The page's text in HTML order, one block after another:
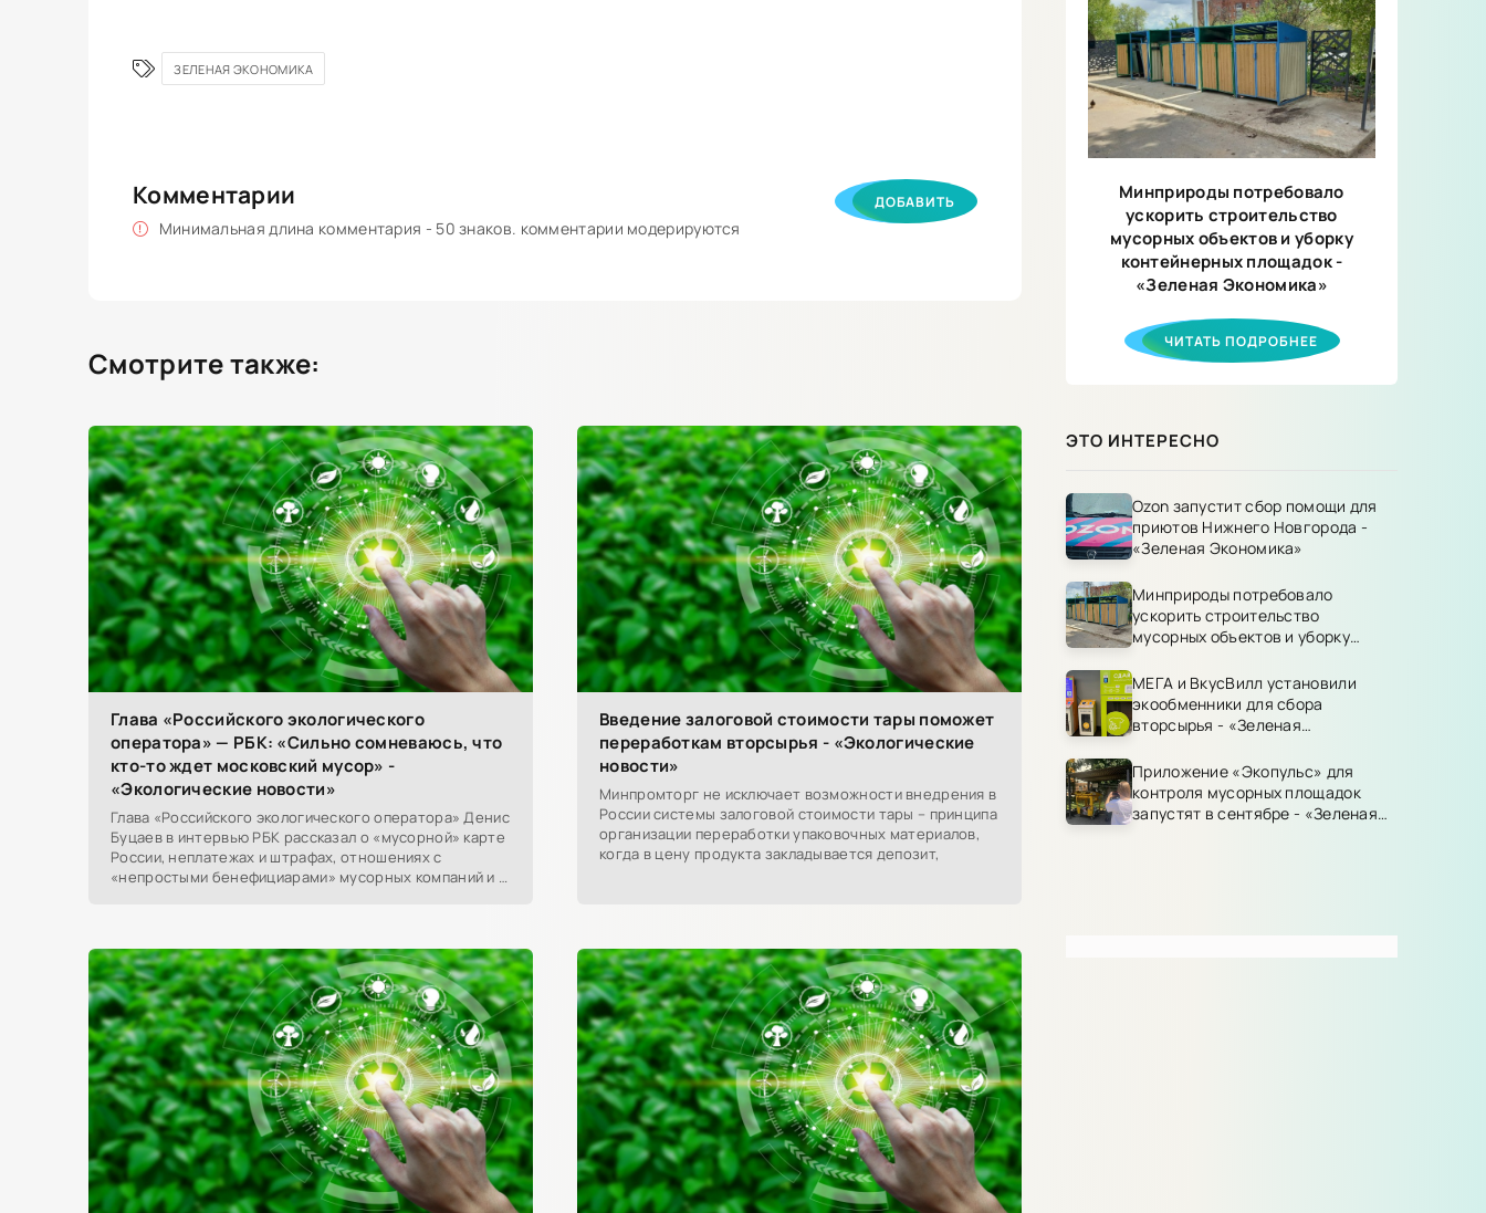
ЗЕЛЕНАЯ ЭКОНОМИКА
Комментарии
Минимальная длина комментария - 50 знаков. комментарии модерируются
ДОБАВИТЬ
Смотрите также:
Глава «Российского экологического
оператора» — РБК: «Сильно сомневаюсь, что
кто-то ждет московский мусор» -
«Экологические новости»
Глава «Российского экологического оператора» Денис
Буцаев в интервью РБК рассказал о «мусорной» карте
России, неплатежах и штрафах, отношениях с
«непростыми бенефициарами» мусорных компаний и о
Введение залоговой стоимости тары поможет
переработкам вторсырья - «Экологические
новости»
Минпромторг не исключает возможности внедрения в
России системы залоговой стоимости тары – принципа
организации переработки упаковочных материалов,
когда в цену продукта закладывается депозит,
Минприроды потребовало
ускорить строительство
мусорных объектов и уборку
контейнерных площадок -
«Зеленая Экономика»
ЧИТАТЬ ПОДРОБНЕЕ
ЭТО ИНТЕРЕСНО
Ozon запустит сбор помощи для
приютов Нижнего Новгорода -
«Зеленая Экономика»
Минприроды потребовало
ускорить строительство
мусорных объектов и уборку
«Зеленая Экономика»
МЕГА и ВкусВилл установили
экообменники для сбора
вторсырья - «Зеленая
Приложение «Экопульс» для
контроля мусорных площадок
запустят в сентябре - «Зеленая